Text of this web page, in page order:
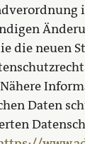
die neuen
Daten